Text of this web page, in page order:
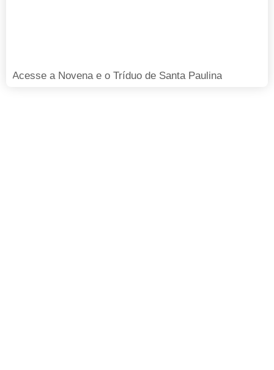
Acesse a Novena e o Tríduo de Santa Paulina